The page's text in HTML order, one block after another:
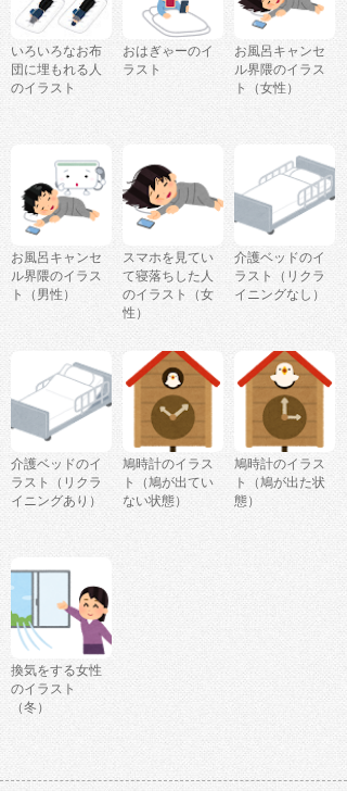
いろいろなお布
団に埋もれる人
のイラスト
おはぎゃーのイ
ラスト
お風呂キャンセ
ル界隈のイラス
ト（女性）
お風呂キャンセ
ル界隈のイラス
ト（男性）
スマホを見てい
て寝落ちした人
のイラスト（女
性）
介護ベッドのイ
ラスト（リクラ
イニングなし）
介護ベッドのイ
ラスト（リクラ
イニングあり）
鳩時計のイラス
ト（鳩が出てい
ない状態）
鳩時計のイラス
ト（鳩が出た状
態）
換気をする女性
のイラスト
（冬）